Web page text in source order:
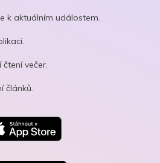
k aktuálním událostem.
večer.
článků.